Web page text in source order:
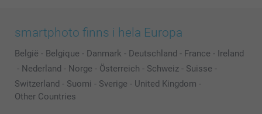
smartphoto finns i hela Europa
België - Belgique - Danmark - Deutschland - France - Ireland
- Nederland - Norge - Österreich - Schweiz - Suisse -
Switzerland - Suomi - Sverige - United Kingdom -
Other Countries